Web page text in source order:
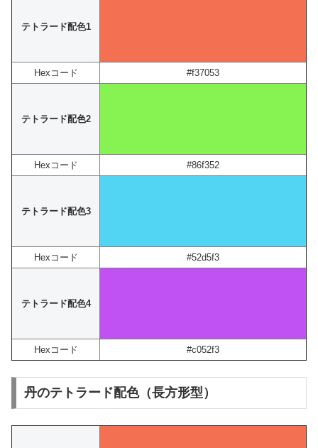
テトラード配色1
Hexコード #f37053
テトラード配色2
Hexコード #86f352
テトラード配色3
Hexコード #52d5f3
テトラード配色4
Hexコード #c052f3
丹のテトラード配色（長方形型）